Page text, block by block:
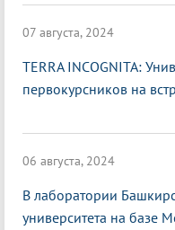
07 августа, 2024
TERRA INCOGNITA:
первокурсников на
06 августа, 2024
В лаборатории
университета на базе